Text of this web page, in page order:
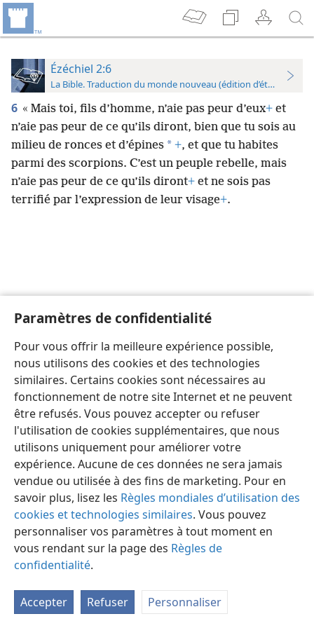
Paramètres de confidentialité
Pour vous offrir la meilleure expérience possible,
nous utilisons des cookies et des technologies
similaires. Certains cookies sont nécessaires au
fonctionnement de notre site Internet et ne peuvent
être refusés. Vous pouvez accepter ou refuser
l'utilisation de cookies supplémentaires, que nous
utilisons uniquement pour améliorer votre
expérience. Aucune de ces données ne sera jamais
vendue ou utilisée à des fins de marketing. Pour en
savoir plus, lisez les Règles mondiales d’utilisation des
cookies et technologies similaires. Vous pouvez
personnaliser vos paramètres à tout moment en
vous rendant sur la page des Règles de
confidentialité.
Accepter Refuser Personnaliser
Ézéchiel 2:6
La Bible. Traduction du monde nouveau (édition d’étude)
6 « Mais toi, fils d’homme, n’aie pas peur d’eux+ et
n’aie pas peur de ce qu’ils diront, bien que tu sois au
milieu de ronces et d’épines * +, et que tu habites
parmi des scorpions. C’est un peuple rebelle, mais
n’aie pas peur de ce qu’ils diront+ et ne sois pas
terrifié par l’expression de leur visage+.
Préférences
Copyright© 2026 Watch Tower Bible and Tract Society of Pennsylvania
Conditions d’utilisation
Règles de confidentialité
Paramètres de confidentialité
JW.ORG Se connecter